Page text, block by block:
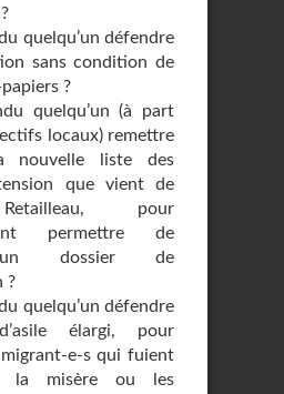
quelqu’un défendre
sans condition de
?
quelqu’un (à part
locaux) remettre
nouvelle liste des
que vient de
pour
permettre de
un dossier de
?
quelqu’un défendre
élargi, pour
e-s qui fuient
la misère ou les